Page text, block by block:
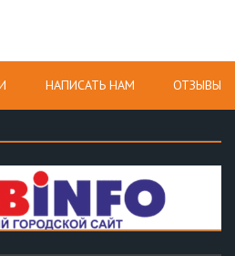
НАПИСАТЬ НАМ ОТЗЫВЫ